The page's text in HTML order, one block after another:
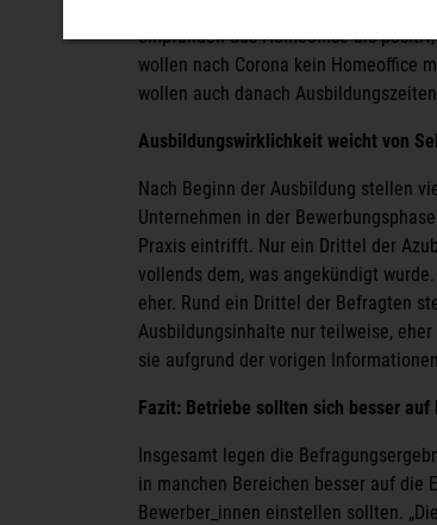
empfanden das Homeoffice als
wollen nach Corona kein Homeoffice
wollen auch danach
Ausbildungswirklichkeit weicht von
Nach Beginn der Ausbildung stellen
Unternehmen in der
Praxis eintrifft. Nur ein Drittel der
vollends dem, was angekündigt
eher. Rund ein Drittel der Befragten
Ausbildungsinhalte nur teilweise,
sie aufgrund der vorigen
Fazit: Betriebe sollten sich besser
Insgesamt legen die
in manchen Bereichen besser auf die
Bewerber_innen einstellen sollten.